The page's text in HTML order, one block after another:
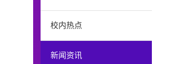
校内热点
新闻资讯